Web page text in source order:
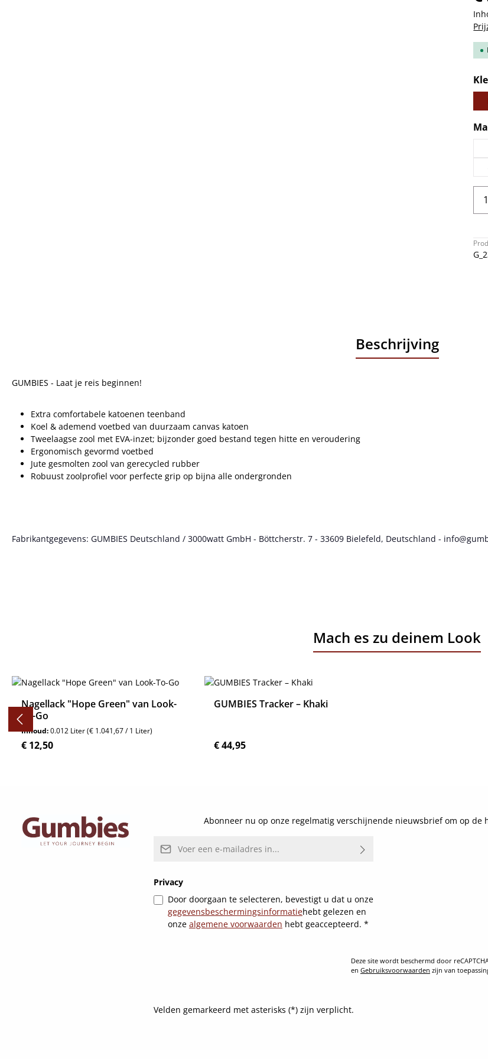
Beschrijving
GUMBIES - Laat je reis beginnen!
Extra comfortabele katoenen teenband
Koel & ademend voetbed van duurzaam canvas katoen
Tweelaagse zool met EVA-inzet; bijzonder goed bestand tegen hitte en veroudering
Ergonomisch gevormd voetbed
Jute gesmolten zool van gerecycled rubber
Robuust zoolprofiel voor perfecte grip op bijna alle ondergronden
Fabrikantgegevens: GUMBIES Deutschland / 3000watt GmbH - Böttcherstr. 7 - 33609 Bielefeld, Deutschland -
Mach es zu deinem Look
Productgalerij overslaan
Nagellack "Hope Green" van Look-
To-Go
Inhoud:0.012 Liter(€ 1.041,67 / 1 Liter)
Normale prijs:
€ 12,50
GUMBIES Tracker – Khaki
Normale prijs:
€ 44,95
Abonneer nu op onze regelmatig verschijnende nieuwsbrief om op
E-mailadres*
Privacy
Door doorgaan te selecteren, bevestigt u dat u onze
gegevensbeschermingsinformatiehebt gelezen en
onze algemene voorwaarden hebt geaccepteerd. *
Deze site wordt beschermd door
en Gebruiksvoorwaarden zijn van
Velden gemarkeerd met asterisks (*) zijn verplicht.